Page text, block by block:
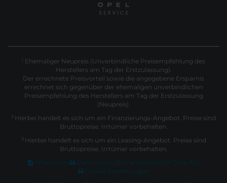
1 Ehemaliger Neupreis (Unverbindliche Preisempfehlung des
Herstellers am Tag der Erstzulassung).
Der errechnete Preisvorteil sowie die angegebene Ersparnis
errechnet sich gegenüber der ehemaligen unverbindlichen
Preisempfehlung des Herstellers am Tag der Erstzulassung
(Neupreis).
2 Hierbei handelt es sich um ein Finanzierungs-Angebot. Preise sind
Bruttopreise. Irrtümer vorbehalten.
3 Hierbei handelt es sich um ein Leasing-Angebot. Preise sind
Bruttopreise. Irrtümer vorbehalten.
Impressum
Datenschutz Barrierefreiheit EU Data Act
Cookie Einstellungen